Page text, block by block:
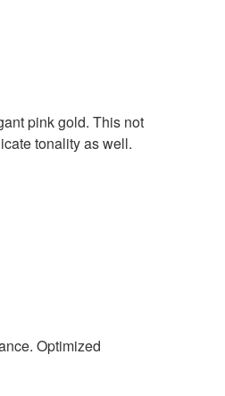
pink gold. This not
tonality as well.
Optimized